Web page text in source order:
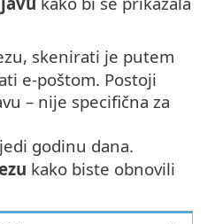
skenirati je putem
e-poštom. Postoji
– nije specifična za
godinu dana.
kako biste obnovili